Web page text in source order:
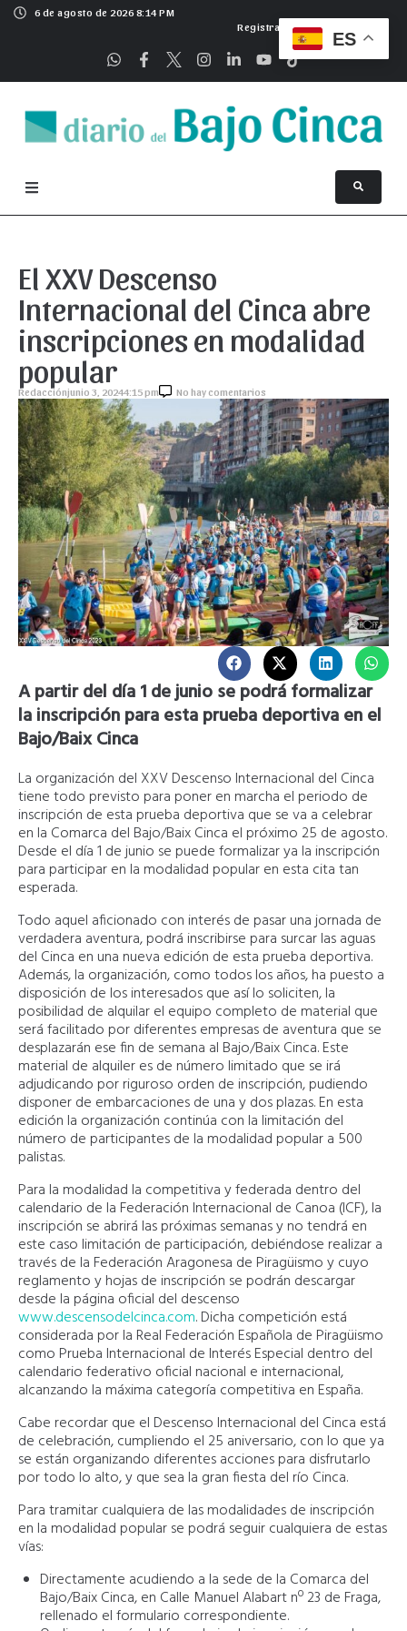
6 de agosto de 2026 8:14 PM
Registrarse
El XXV Descenso
Internacional del Cinca abre
inscripciones en modalidad
popular
Redacciónjunio 3, 20244:15 pm No hay comentarios
A partir del día 1 de junio se podrá formalizar
la inscripción para esta prueba deportiva en el
Bajo/Baix Cinca
La organización del XXV Descenso Internacional del Cinca
tiene todo previsto para poner en marcha el periodo de
inscripción de esta prueba deportiva que se va a celebrar
en la Comarca del Bajo/Baix Cinca el próximo 25 de agosto.
Desde el día 1 de junio se puede formalizar ya la inscripción
para participar en la modalidad popular en esta cita tan
esperada.
Todo aquel aficionado con interés de pasar una jornada de
verdadera aventura, podrá inscribirse para surcar las aguas
del Cinca en una nueva edición de esta prueba deportiva.
Además, la organización, como todos los años, ha puesto a
disposición de los interesados que así lo soliciten, la
posibilidad de alquilar el equipo completo de material que
será facilitado por diferentes empresas de aventura que se
desplazarán ese fin de semana al Bajo/Baix Cinca. Este
material de alquiler es de número limitado que se irá
adjudicando por riguroso orden de inscripción, pudiendo
disponer de embarcaciones de una y dos plazas. En esta
edición la organización continúa con la limitación del
número de participantes de la modalidad popular a 500
palistas.
Para la modalidad la competitiva y federada dentro del
calendario de la Federación Internacional de Canoa (ICF), la
inscripción se abrirá las próximas semanas y no tendrá en
este caso limitación de participación, debiéndose realizar a
través de la Federación Aragonesa de Piragüismo y cuyo
reglamento y hojas de inscripción se podrán descargar
desde la página oficial del descenso
www.descensodelcinca.com. Dicha competición está
considerada por la Real Federación Española de Piragüismo
como Prueba Internacional de Interés Especial dentro del
calendario federativo oficial nacional e internacional,
alcanzando la máxima categoría competitiva en España.
Cabe recordar que el Descenso Internacional del Cinca está
de celebración, cumpliendo el 25 aniversario, con lo que ya
se están organizando diferentes acciones para disfrutarlo
por todo lo alto, y que sea la gran fiesta del río Cinca.
Para tramitar cualquiera de las modalidades de inscripción
en la modalidad popular se podrá seguir cualquiera de estas
vías:
Directamente acudiendo a la sede de la Comarca del
Bajo/Baix Cinca, en Calle Manuel Alabart nº 23 de Fraga,
rellenado el formulario correspondiente.
ES